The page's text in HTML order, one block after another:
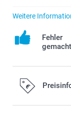
Weitere
Fehler